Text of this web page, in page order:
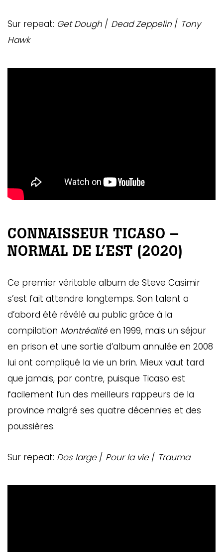
Sur repeat: Get Dough / Dead Zeppelin / Tony
Hawk
CONNAISSEUR TICASO –
NORMAL DE L’EST (2020)
Ce premier véritable album de Steve Casimir
s’est fait attendre longtemps. Son talent a
d’abord été révélé au public grâce à la
compilation Montréalitéen 1999, mais un séjour
en prison et une sortie d’album annulée en 2008
lui ont compliqué la vie un brin. Mieux vaut tard
que jamais, par contre, puisque Ticaso est
facilement l’un des meilleurs rappeurs de la
province malgré ses quatre décennies et des
poussières.
Sur repeat: Dos large / Pour la vie / Trauma